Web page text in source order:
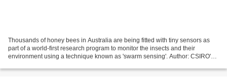
Thousands of honey bees in Australia are being fitted with tiny sensors as
part of a world-first research program to monitor the insects and their
environment using a technique known as 'swarm sensing'. Author: CSIRO's